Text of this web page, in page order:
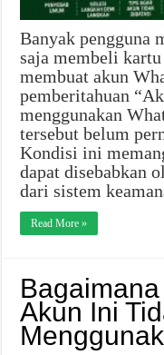
Banyak pengguna
saja membeli
membuat akun
pemberitahuan
menggunakan
tersebut belum
Kondisi ini
dapat disebabkan
dari sistem
Read More »
Akun Ini